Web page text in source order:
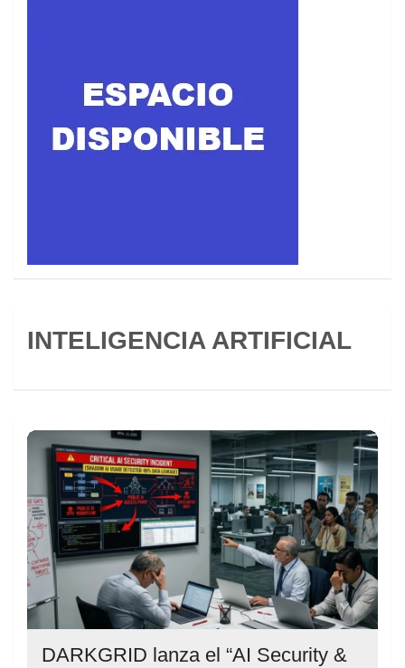
INTELIGENCIA ARTIFICIAL
DARKGRID lanza el “AI Security &